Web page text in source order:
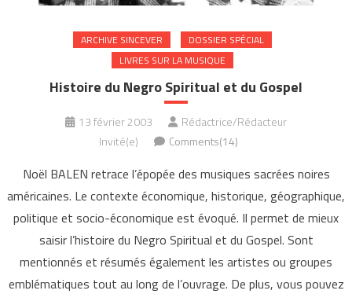
ARCHIVE SINCEVER
DOSSIER SPÉCIAL
LIVRES SUR LA MUSIQUE
Histoire du Negro Spiritual et du Gospel
13 février 2003
Rédactrice/Rédacteur
Invité(e)
Comments(14)
Noël BALEN retrace l’épopée des musiques sacrées noires
américaines. Le contexte économique, historique, géographique,
politique et socio-économique est évoqué. Il permet de mieux
saisir l’histoire du Negro Spiritual et du Gospel. Sont
mentionnés et résumés également les artistes ou groupes
emblématiques tout au long de l’ouvrage. De plus, vous pouvez